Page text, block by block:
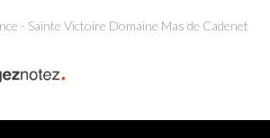
- Sainte Victoire Domaine Mas de Cadenet